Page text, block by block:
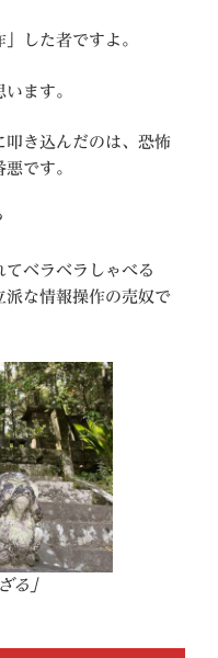
した者ですよ。
ます。
叩き込んだのは、恐怖
です。
ベラベラしゃべる
派な情報操作の売奴で
る」